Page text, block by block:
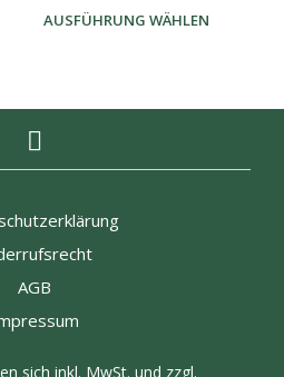
der
Dieses
Varianten
auf.
auf
der
Produktseite
werden
AUSFÜHRUNG WÄHLEN
AGB
sich inkl. MwSt. und zzgl.